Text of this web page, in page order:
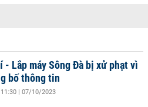
- Lắp máy Sông Đà bị xử phạt vì
bố thông tin
11:30 | 07/10/2023